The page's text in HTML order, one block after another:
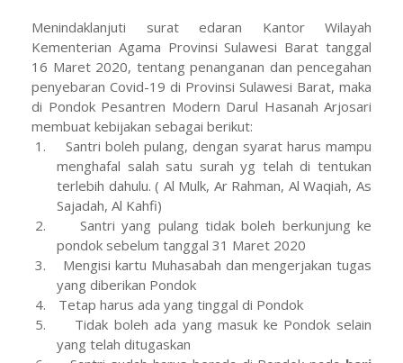
Menindaklanjuti surat edaran Kantor Wilayah
Kementerian Agama Provinsi Sulawesi Barat tanggal
16 Maret 2020, tentang penanganan dan pencegahan
penyebaran Covid-19 di Provinsi Sulawesi Barat, maka
di Pondok Pesantren Modern Darul Hasanah Arjosari
membuat kebijakan sebagai berikut:
1.
Santri boleh pulang, dengan syarat harus mampu
menghafal salah satu surah yg telah di tentukan
terlebih dahulu. ( Al Mulk, Ar Rahman, Al Waqiah, As
Sajadah, Al Kahfi)
2.
Santri yang pulang tidak boleh berkunjung ke
pondok sebelum tanggal 31 Maret 2020
3.
Mengisi kartu Muhasabah dan mengerjakan tugas
yang diberikan Pondok
4.
Tetap harus ada yang tinggal di Pondok
5.
Tidak boleh ada yang masuk ke Pondok selain
yang telah ditugaskan